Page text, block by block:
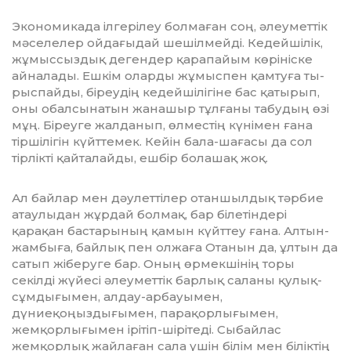
Экономикада ілгерілеу болмаған соң, әлеуметтік
мәселелер ойдағыдай шешіл­мейді. Кедейшілік,
жұмыссыздық дегендер қарапайым көрініске
айналады. Еш­кім оларды жұмыспен қамтуға ты­
рыс­пайды, біреудің кедейшілігіне бас қатырып,
оны обалсынатын жанашыр тұлғаны табудың өзі
мұң. Біреуге жалданып, өлместің күнімен ғана
тіршілігін күйттемек. Кейін бала-шағасы да сол
тірлікті қайталайды, ешбір болашақ жоқ.
Ал байлар мен дәулеттілер отаншыл­дық тәрбие
атаулыдан жұрдай болмақ, бар білетіндері
қарақан бастарының қамын күйттеу ғана. Алтын-
жамбыға, байлық пен олжаға Отанын да, ұлтын да
сатып жіберуге бар. Оның өрмекшінің торы
секілді жүйесі әлеуметтік барлық саланы қулық-
сұмдығымен, алдау-ар­бауы­мен,
дүниеқоңыздығымен, парақор­лы­ғымен,
жемқорлығымен ірітіп-шірітеді. Сыбайлас
жемқорлық жайлаған сала үшін білім мен біліктің